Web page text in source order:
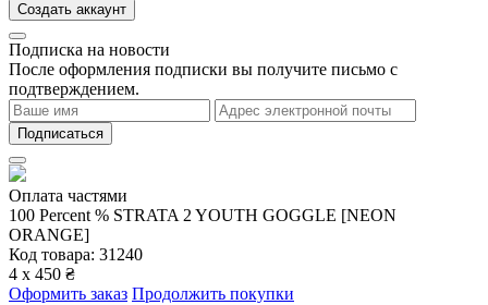
Создать аккаунт
Подписка на новости
После оформления подписки вы получите письмо с
подтверждением.
Подписаться
Оплата частями
100 Percent % STRATA 2 YOUTH GOGGLE [NEON
ORANGE]
Код товара: 31240
4 х 450 ₴
Оформить заказ Продолжить покупки